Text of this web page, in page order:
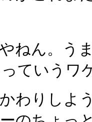
ねん。う
ていうワ
わりしよ